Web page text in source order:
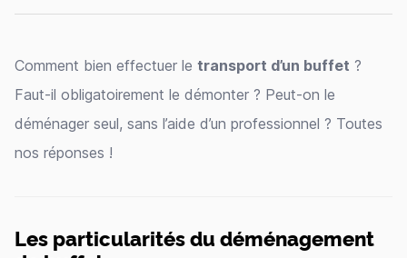
Comment bien effectuer le transport d’un buffet ?
Faut-il obligatoirement le démonter ? Peut-on le
déménager seul, sans l’aide d’un professionnel ? Toutes
nos réponses !
Les particularités du déménagement